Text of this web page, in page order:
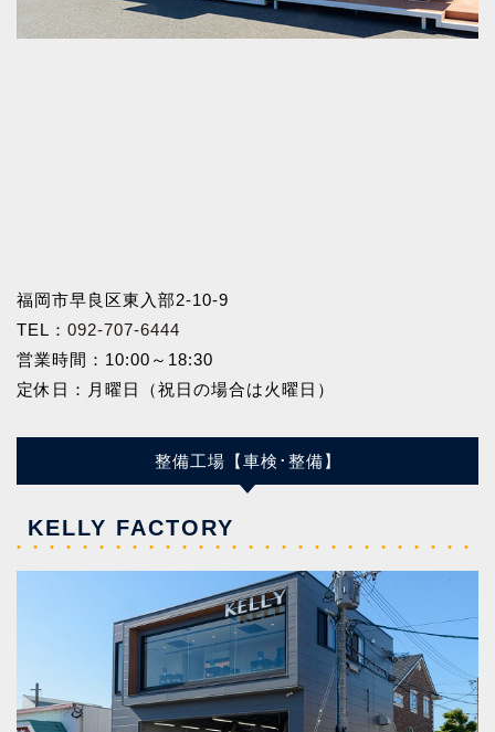
福岡市早良区東入部2-10-9
TEL： 092-707-6444
営業時間：10:00～18:30
定休日：月曜日（祝日の場合は火曜日）
整備工場【車検･整備】
KELLY FACTORY